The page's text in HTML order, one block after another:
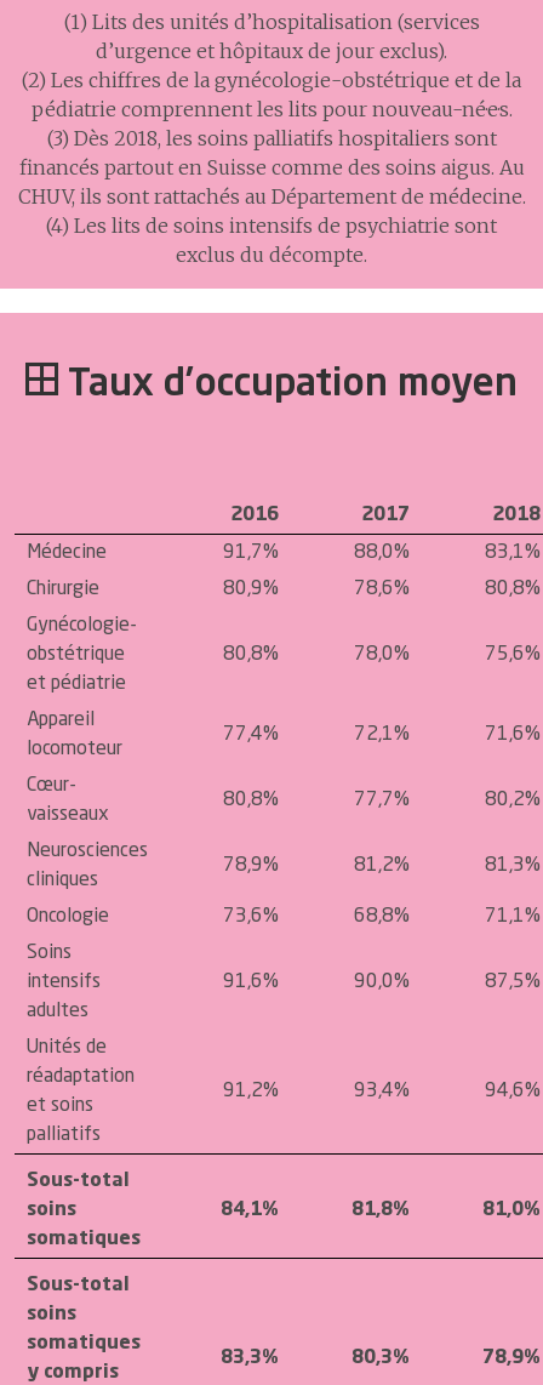
(1) Lits des unités d’hospitalisation (services
d’urgence et hôpitaux de jour exclus).
(2) Les chiffres de la gynécologie-obstétrique et de la
pédiatrie comprennent les lits pour nouveau-né·e·s.
(3) Dès 2018, les soins palliatifs hospitaliers sont
financés partout en Suisse comme des soins aigus. Au
CHUV, ils sont rattachés au Département de médecine.
(4) Les lits de soins intensifs de psychiatrie sont
exclus du décompte.
Taux d’occupation moyen
2016 2017
2018
Médecine
91,7% 88,0%
83,1%
Chirurgie
80,9% 78,6%
80,8%
Gynécologie-
obstétrique
et pédiatrie
80,8% 78,0% 75,6%
Appareil
locomoteur
77,4% 72,1% 71,6%
Cœur-
vaisseaux
80,8% 77,7% 80,2%
Neurosciences
cliniques
78,9% 81,2% 81,3%
Oncologie 73,6% 68,8%
71,1%
Soins
intensifs
adultes
91,6% 90,0% 87,5%
Unités de
réadaptation
et soins
palliatifs
91,2% 93,4% 94,6%
Sous-total
soins
somatiques
84,1% 81,8% 81,0%
Sous-total
soins
somatiques
y compris
83,3% 80,3% 78,9%